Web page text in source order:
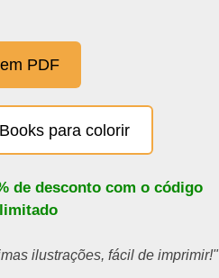
PDF
para colorir
de desconto com o código
ilustrações, fácil de imprimir!"